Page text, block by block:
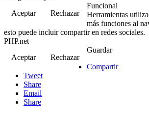
Aceptar
Rechazar
Funcional
Herramientas
más funciones al
esto puede incluir compartir en redes sociales.
PHP.net
Aceptar
Rechazar
Guardar
Compartir
Tweet
Share
Email
Share